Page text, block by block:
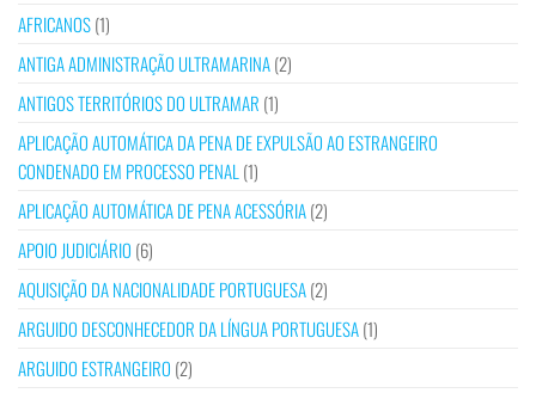
AFRICANOS(1)
ANTIGA ADMINISTRAÇÃO ULTRAMARINA(2)
ANTIGOS TERRITÓRIOS DO ULTRAMAR (1)
APLICAÇÃO AUTOMÁTICA DA PENA DE EXPULSÃO AO ESTRANGEIRO
CONDENADO EM PROCESSO PENAL (1)
APLICAÇÃO AUTOMÁTICA DE PENA ACESSÓRIA(2)
APOIO JUDICIÁRIO (6)
AQUISIÇÃO DA NACIONALIDADE PORTUGUESA(2)
ARGUIDO DESCONHECEDOR DA LÍNGUA PORTUGUESA(1)
ARGUIDO ESTRANGEIRO (2)